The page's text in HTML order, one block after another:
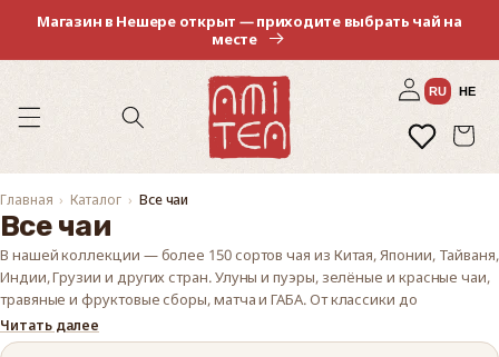
Магазин в Нешере открыт — приходите выбрать чай на
месте
RU HE
Войти
Избранное
Корзина
Главная Каталог Все чаи
Все чаи
В нашей коллекции — более 150 сортов чая из Китая, Японии, Тайваня,
Индии, Грузии и других стран. Улуны и пуэры, зелёные и красные чаи,
травяные и фруктовые сборы, матча и ГАБА. От классики до
эксклюзивов.
Читать далее